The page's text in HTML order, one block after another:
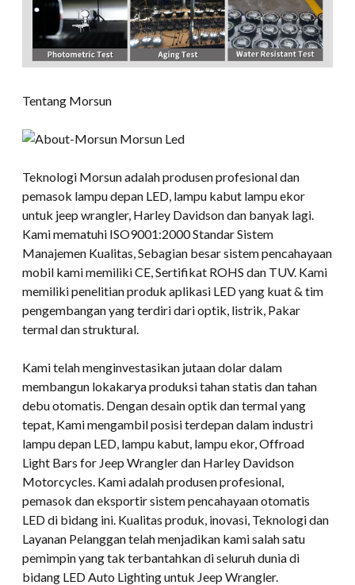
Tentang Morsun
Teknologi Morsun adalah produsen profesional dan
pemasok lampu depan LED, lampu kabut lampu ekor
untuk jeep wrangler, Harley Davidson dan banyak lagi.
Kami mematuhi ISO9001:2000 Standar Sistem
Manajemen Kualitas, Sebagian besar sistem pencahayaan
mobil kami memiliki CE, Sertifikat ROHS dan TUV. Kami
memiliki penelitian produk aplikasi LED yang kuat & tim
pengembangan yang terdiri dari optik, listrik, Pakar
termal dan struktural.
Kami telah menginvestasikan jutaan dolar dalam
membangun lokakarya produksi tahan statis dan tahan
debu otomatis. Dengan desain optik dan termal yang
tepat, Kami mengambil posisi terdepan dalam industri
lampu depan LED, lampu kabut, lampu ekor, Offroad
Light Bars for Jeep Wrangler dan Harley Davidson
Motorcycles. Kami adalah produsen profesional,
pemasok dan eksportir sistem pencahayaan otomatis
LED di bidang ini. Kualitas produk, inovasi, Teknologi dan
Layanan Pelanggan telah menjadikan kami salah satu
pemimpin yang tak terbantahkan di seluruh dunia di
bidang LED Auto Lighting untuk Jeep Wrangler.